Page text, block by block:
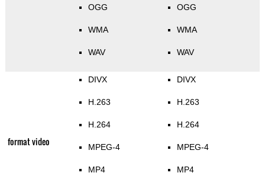
OGG
WMA
WAV
OGG
WMA
WAV
format video
DIVX
H.263
H.264
MPEG-4
MP4
DIVX
H.263
H.264
MPEG-4
MP4